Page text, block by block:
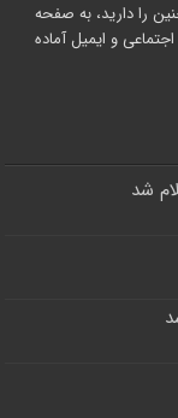
را دارید، به صفحه
و ایمیل آماده